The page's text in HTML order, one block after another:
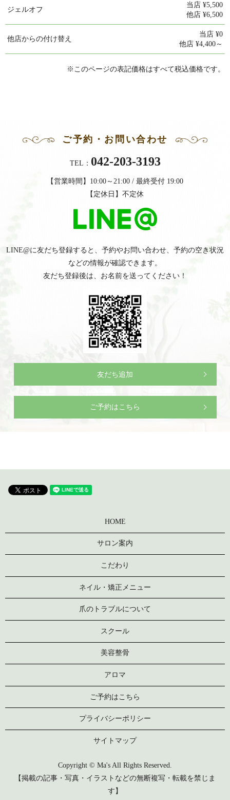
ジェルオフ
当店 ¥5,500
他店 ¥6,500
他店からの付け替え
当店 ¥0
他店 ¥4,400～
※このページの表記価格はすべて税込価格です。
ご予約・お問い合わせ
TEL： 042-203-3193
【営業時間】10:00～21:00 / 最終受付 19:00
【定休日】不定休
LINE@に友だち登録すると、予約やお問い合わせ、 予約の空き状況
などの情報が確認できます。
友だち登録後は、お名前を送ってください！
友だち追加
ご予約はこちら
HOME
サロン案内
こだわり
ネイル・矯正メニュー
爪のトラブルについて
スクール
美容整骨
アロマ
ご予約はこちら
プライバシーポリシー
サイトマップ
Copyright © Ma's All Rights Reserved.
【掲載の記事・写真・イラストなどの無断複写・転載を禁じま
す】